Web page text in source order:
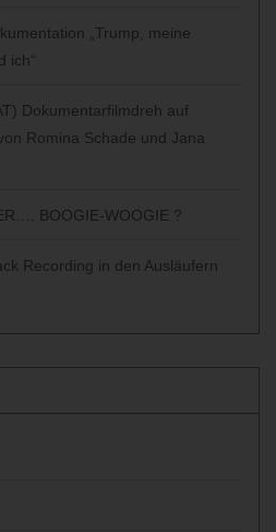
„Trump, meine
ich“
Dokumentarfilmdreh auf
Romina Schade und Jana
BOOGIE-WOOGIE ?
Recording in den Ausläufern